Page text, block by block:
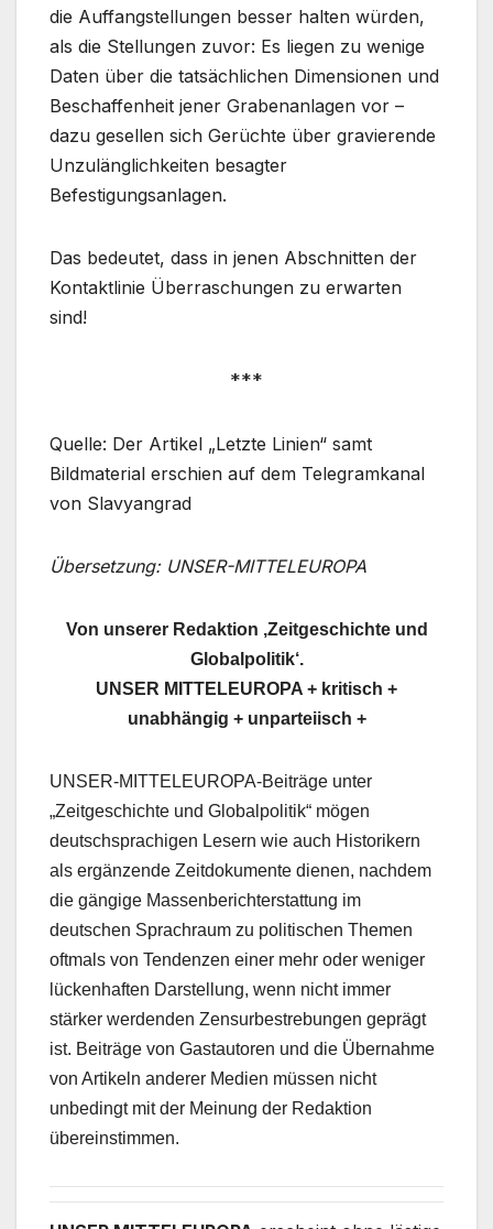
die Auffangstellungen besser halten würden,
als die Stellungen zuvor: Es liegen zu wenige
Daten über die tatsächlichen Dimensionen und
Beschaffenheit jener Grabenanlagen vor –
dazu gesellen sich Gerüchte über gravierende
Unzulänglichkeiten besagter
Befestigungsanlagen.
Das bedeutet, dass in jenen Abschnitten der
Kontaktlinie Überraschungen zu erwarten
sind!
***
Quelle: Der Artikel „Letzte Linien“ samt
Bildmaterial erschien auf dem Telegramkanal
von Slavyangrad
Übersetzung: UNSER-MITTELEUROPA
Von unserer Redaktion ‚Zeitgeschichte und
Globalpolitik‘.
UNSER MITTELEUROPA + kritisch +
unabhängig + unparteiisch +
UNSER-MITTELEUROPA-Beiträge unter
„Zeitgeschichte und Globalpolitik“ mögen
deutschsprachigen Lesern wie auch Historikern
als ergänzende Zeitdokumente dienen, nachdem
die gängige Massenberichterstattung im
deutschen Sprachraum zu politischen Themen
oftmals von Tendenzen einer mehr oder weniger
lückenhaften Darstellung, wenn nicht immer
stärker werdenden Zensurbestrebungen geprägt
ist. Beiträge von Gastautoren und die Übernahme
von Artikeln anderer Medien müssen nicht
unbedingt mit der Meinung der Redaktion
übereinstimmen.